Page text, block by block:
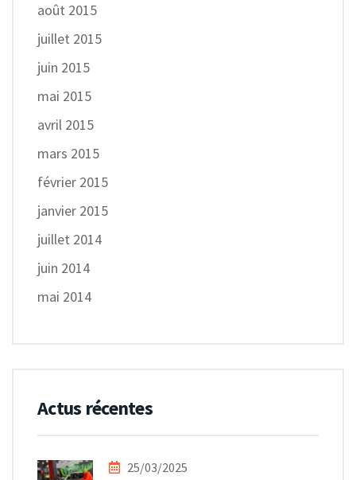
août 2015
juillet 2015
juin 2015
mai 2015
avril 2015
mars 2015
février 2015
janvier 2015
juillet 2014
juin 2014
mai 2014
Actus récentes
25/03/2025